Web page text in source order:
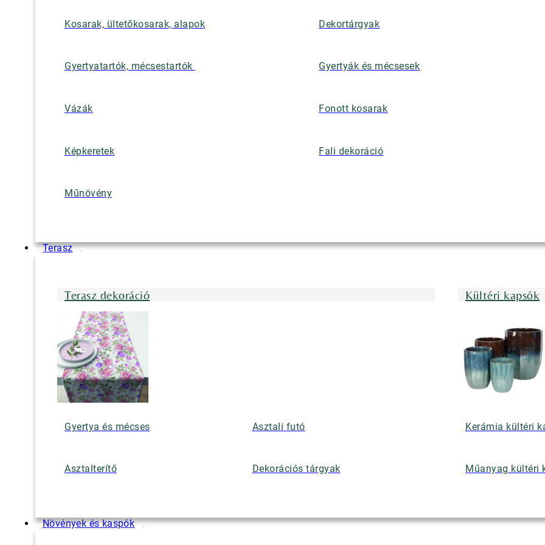
Kosarak, ültetőkosarak, alapok Dekortárgyak
Gyertyatartók, mécsestartók Gyertyák és mécsesek
Vázák Fonott kosarak
Képkeretek Fali dekoráció
Műnövény
Terasz
Terasz dekoráció
Gyertya és mécses Asztali futó
Asztalterítő Dekorációs tárgyak
Kültéri kapsók
Kerámia kültéri
Műanyag kültéri
Növények és kaspók